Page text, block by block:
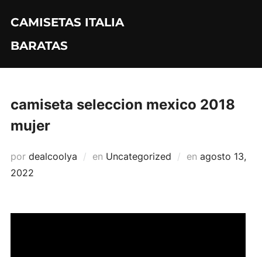
contenido
CAMISETAS ITALIA
BARATAS
camiseta seleccion mexico 2018
mujer
por dealcoolya en Uncategorized en Publicado
agosto 13,
2022